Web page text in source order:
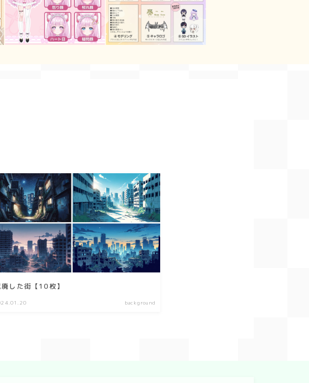
廃した街【10枚】
background